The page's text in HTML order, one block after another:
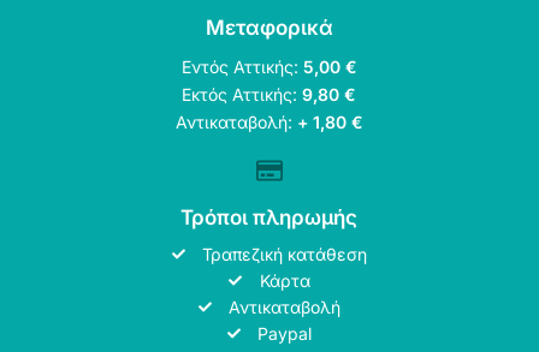
Μεταφορικά
Εντός Αττικής: 5,00 €
Εκτός Αττικής:9,80 €
Αντικαταβολή: + 1,80 €
Τρόποι πληρωμής
Τραπεζική κατάθεση
Κάρτα
Αντικαταβολή
Paypal